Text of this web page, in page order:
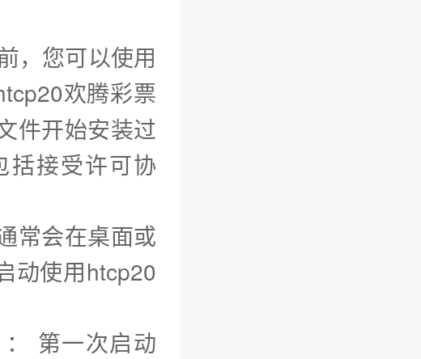
，您可以使用
欢腾彩票
件开始安装过
括接受许可协
常会在桌面或
动使用htcp20
第一次启动